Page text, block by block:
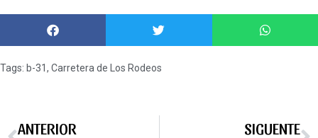
Tags: b-31, Carretera de Los Rodeos
ANTERIOR SIGUENTE